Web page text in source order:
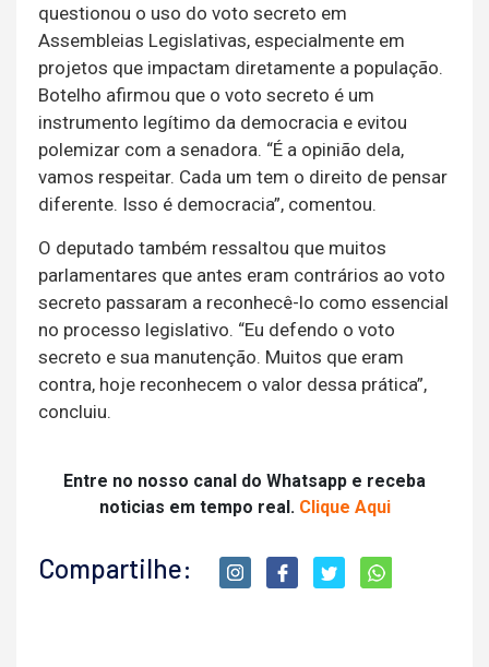
questionou o uso do voto secreto em
Assembleias Legislativas, especialmente em
projetos que impactam diretamente a população.
Botelho afirmou que o voto secreto é um
instrumento legítimo da democracia e evitou
polemizar com a senadora. “É a opinião dela,
vamos respeitar. Cada um tem o direito de pensar
diferente. Isso é democracia”, comentou.
O deputado também ressaltou que muitos
parlamentares que antes eram contrários ao voto
secreto passaram a reconhecê-lo como essencial
no processo legislativo. “Eu defendo o voto
secreto e sua manutenção. Muitos que eram
contra, hoje reconhecem o valor dessa prática”,
concluiu.
Entre no nosso canal do Whatsapp e receba
noticias em tempo real. Clique Aqui
Compartilhe: